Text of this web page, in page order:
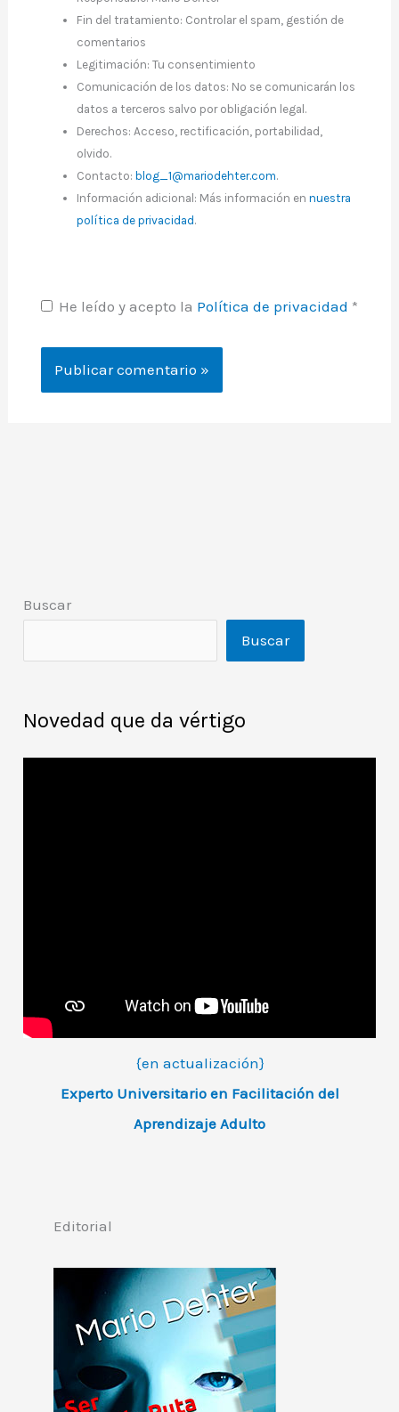
Fin del tratamiento: Controlar el spam, gestión de
comentarios
Legitimación: Tu consentimiento
Comunicación de los datos: No se comunicarán los
datos a terceros salvo por obligación legal.
Derechos: Acceso, rectificación, portabilidad,
olvido.
Contacto: blog_1@mariodehter.com.
Información adicional: Más información ennuestra
política de privacidad .
He leído y acepto la Política de privacidad *
Buscar
Buscar
Novedad que da vértigo
{en actualización}
Experto Universitario en Facilitación del
Aprendizaje Adulto
Editorial